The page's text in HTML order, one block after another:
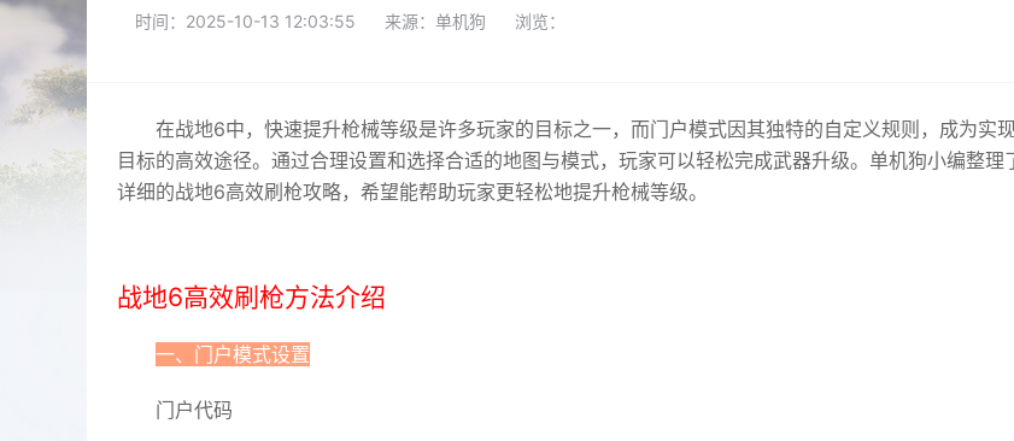
时间：2025-10-13 12:03:55 来源：单机狗 浏览：
在战地6中，快速提升枪械等级是许多玩家的目标之一，而门户模式因其独特的自定义规则，成为实
目标的高效途径。通过合理设置和选择合适的地图与模式，玩家可以轻松完成武器升级。单机狗小编整理
详细的战地6高效刷枪攻略，希望能帮助玩家更轻松地提升枪械等级。
战地6高效刷枪方法介绍
一、门户模式设置
门户代码